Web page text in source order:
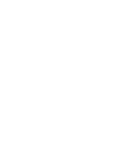
お願いしま
ご登録され
ご了承くだ
い年数を意
ン制御